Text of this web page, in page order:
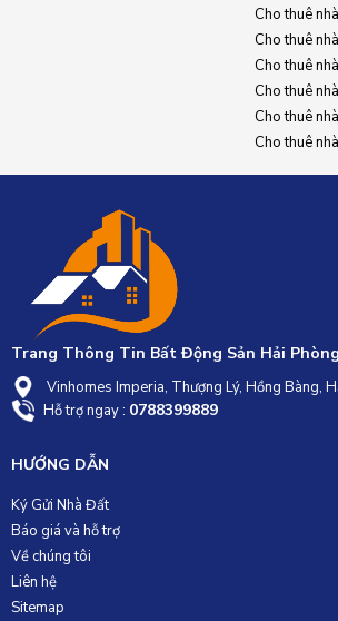
Cho thuê
Cho thuê
Cho thuê
Cho thuê
Cho thuê
Cho thuê
Trang Thông Tin Bất Động Sản Hải Phòng
Vinhomes Imperia, Thượng Lý, Hồng Bàng,
Hỗ trợ ngay : 0788399889
HƯỚNG DẪN
Ký Gửi Nhà Đất
Báo giá và hỗ trợ
Về chúng tôi
Liên hệ
Sitemap